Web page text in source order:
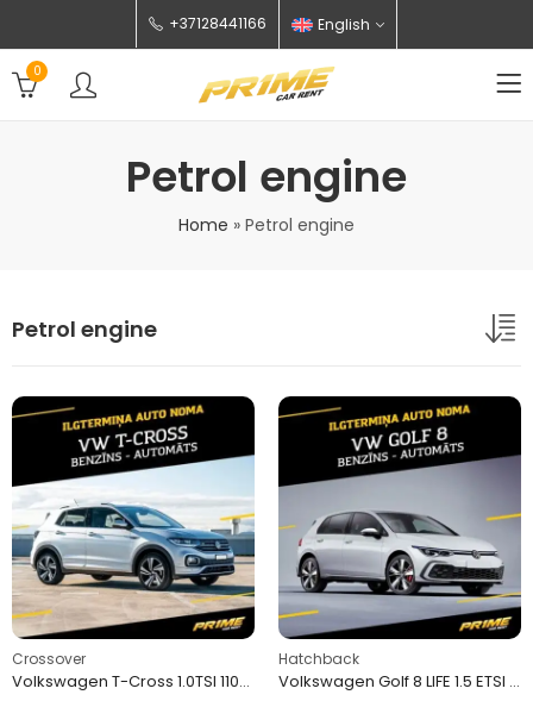
+37128441166 English
0
Petrol engine
Home » Petrol engine
Petrol engine
Crossover
Volkswagen T-Cross 1.0TSI 110H DS
Hatchback
Volkswagen Golf 8 LIFE 1.5 ETSI 130H DSG